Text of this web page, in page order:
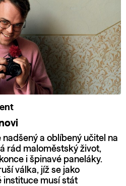
nadšený a oblíbený učitel na
rád maloměstský život,
i špinavé paneláky.
válka, jíž se jako
instituce musí stát